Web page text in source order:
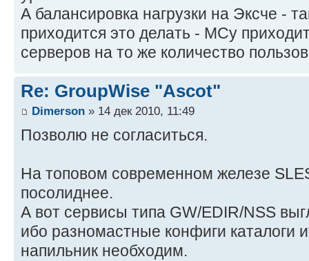
А балансировка нагрузки на Эксче -
приходится это делать - МСу
серверов на то же количество
Re: GroupWise "Ascot"
Dimerson » 14 дек 2010, 11:49
Позволю не согласиться.
На топовом современном железе
посолиднее.
А вот сервисы типа GW/EDIR/NSS
ибо разномастные конфиги каталоги
напильник необходим.